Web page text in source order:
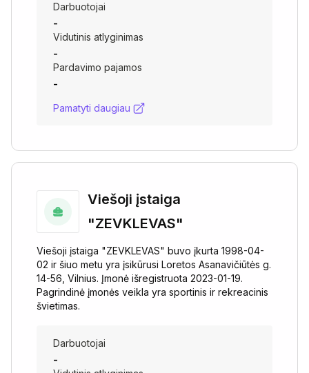
Darbuotojai
-
Vidutinis atlyginimas
-
Pardavimo pajamos
-
Pamatyti daugiau
Viešoji įstaiga
"ZEVKLEVAS"
Viešoji įstaiga "ZEVKLEVAS" buvo įkurta 1998-04-
02 ir šiuo metu yra įsikūrusi Loretos Asanavičiūtės g.
14-56, Vilnius. Įmonė išregistruota 2023-01-19.
Pagrindinė įmonės veikla yra sportinis ir rekreacinis
švietimas.
Darbuotojai
-